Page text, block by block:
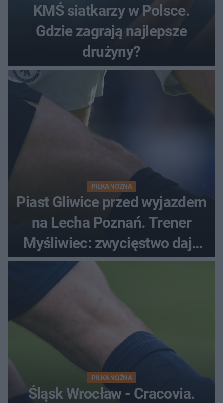
KMŚ siatkarzy w Polsce.
Gdzie zagrają najlepsze
drużyny?
PIŁKA NOŻNA
Piast Gliwice przed wyjazdem
na Lecha Poznań. Trener
Myśliwiec: zwycięstwo daje
satysfakcję
PIŁKA NOŻNA
Śląsk Wrocław - Cracovia.